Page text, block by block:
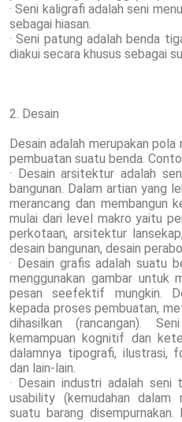
· Seni kaligrafi adalah seni
sebagai hiasan.
· Seni patung adalah benda
diakui secara khusus sebagai
2. Desain
Desain adalah merupakan
pembuatan suatu benda.
· Desain arsitektur adalah
bangunan. Dalam artian yang
merancang dan membangun
mulai dari level makro yaitu
perkotaan, arsitektur
desain bangunan, desain
· Desain grafis adalah suatu
menggunakan gambar untuk
pesan seefektif mungkin.
kepada proses pembuatan,
dihasilkan (rancangan).
kemampuan kognitif dan
dalamnya tipografi, ilustrasi,
dan lain-lain.
· Desain industri adalah
usability (kemudahan dalam
suatu barang disempurnakan.